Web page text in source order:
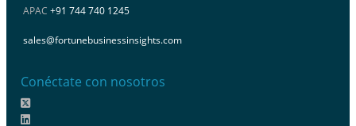
APAC +91 744 740 1245
sales@fortunebusinessinsights.com
Conéctate con nosotros